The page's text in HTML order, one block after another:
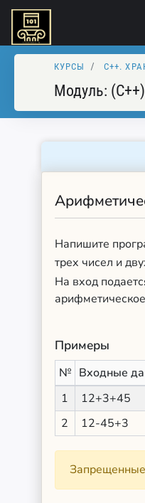
КУРСЫ C++.
Модуль:
Напишите
трех чисел и
На вход
Примеры
№ Входные
1
12+3+45
2
12-45+3